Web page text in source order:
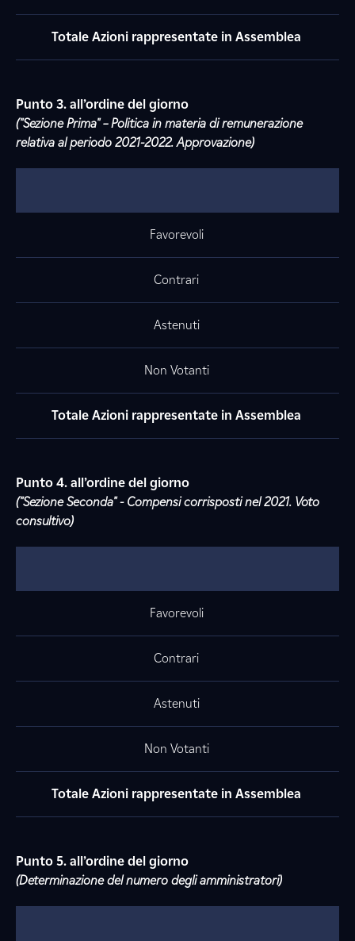
Totale Azioni rappresentate in Assemblea
Punto 3. all’ordine del giorno
("Sezione Prima" – Politica in materia di remunerazione
relativa al periodo 2021-2022. Approvazione)
Favorevoli
Contrari
Astenuti
Non Votanti
Totale Azioni rappresentate in Assemblea
Punto 4. all’ordine del giorno
("Sezione Seconda" - Compensi corrisposti nel 2021. Voto
consultivo)
Favorevoli
Contrari
Astenuti
Non Votanti
Totale Azioni rappresentate in Assemblea
Punto 5. all’ordine del giorno
(Determinazione del numero degli amministratori)